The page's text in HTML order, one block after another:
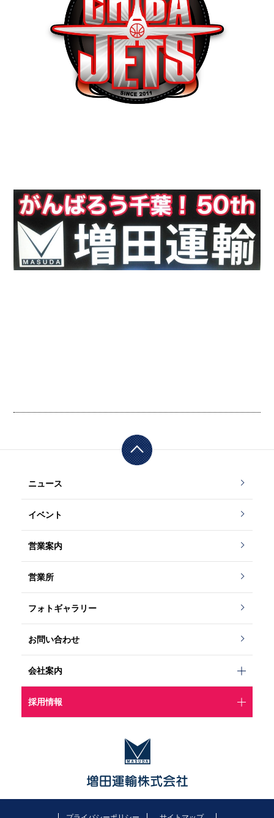
ニュース
イベント
営業案内
営業所
フォトギャラリー
お問い合わせ
会社案内
採用情報